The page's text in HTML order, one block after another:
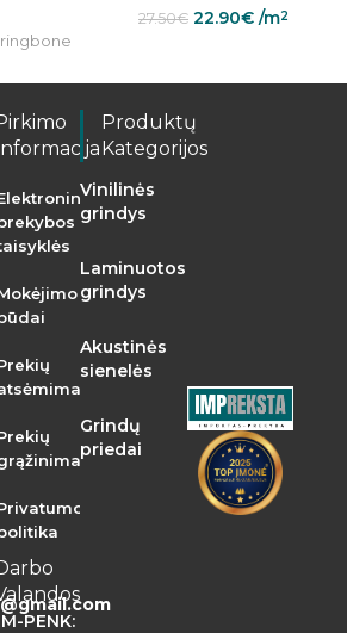
27.50€ 22.90€ /m2
Informacija
PENK:
Produktų
Kategorijos
Vinilinės
grindys
Laminuotos
grindys
Akustinės
sienelės
Grindų
priedai